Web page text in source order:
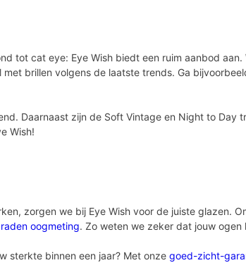
tot cat eye: Eye Wish biedt een ruim aanbod
brillen volgens de laatste trends. Ga
Daarnaast zijn de Soft Vintage en Night to Day
Wish!
zorgen we bij Eye Wish voor de juiste glazen.
oogmeting. Zo weten we zeker dat jouw
sterkte binnen een jaar? Met onze goed-zicht-